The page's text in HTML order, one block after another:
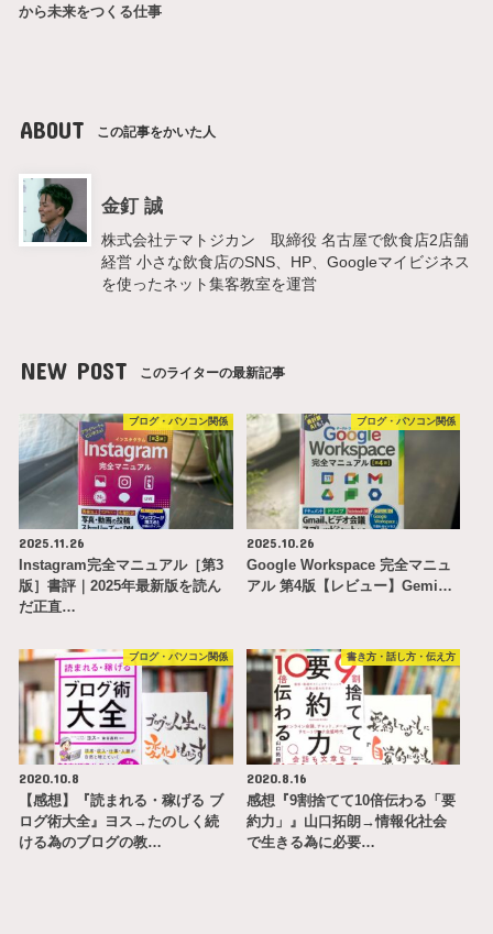
から未来をつくる仕事
ABOUT この記事をかいた人
金釘 誠
株式会社テマトジカン 取締役 名古屋で飲食店2店舗
経営 小さな飲食店のSNS、HP、Googleマイビジネス
を使ったネット集客教室を運営
NEW POST このライターの最新記事
ブログ・パソコン関係
2025.11.26
Instagram完全マニュアル［第3
版］書評｜2025年最新版を読ん
だ正直…
ブログ・パソコン関係
2025.10.26
Google Workspace 完全マニュ
アル 第4版【レビュー】Gemi…
ブログ・パソコン関係
2020.10.8
【感想】『読まれる・稼げる ブ
ログ術大全』ヨス→たのしく続
ける為のブログの教…
書き方・話し方・伝え方
2020.8.16
感想『9割捨てて10倍伝わる「要
約力」』山口拓朗→情報化社会
で生きる為に必要…